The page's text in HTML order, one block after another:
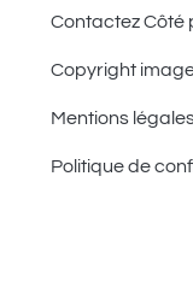
Contactez Côté
Copyright
Mentions
Politique de